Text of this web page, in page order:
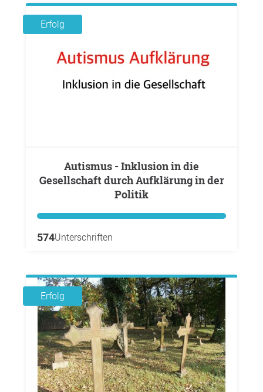
Erfolg
Autismus - Inklusion in die
Gesellschaft durch Aufklärung in der
Politik
574Unterschriften
Erfolg